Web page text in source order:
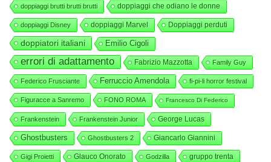
doppiaggi brutti brutti brutti doppiaggi che odiano le donne
doppiaggi Disney doppiaggi Marvel Doppiaggi perduti
doppiatori italiani Emilio Cigoli
errori di adattamento Fabrizio Mazzotta Family Guy
Federico Frusciante Ferruccio Amendola fi-pi-li horror festival
Figuracce a Sanremo FONO ROMA Francesco Di Federico
Frankenstein Frankenstein Junior George Lucas
Ghostbusters Ghostbusters 2 Giancarlo Giannini
Gigi Proietti Glauco Onorato Godzilla gruppo trenta